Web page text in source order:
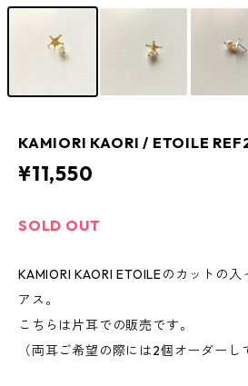
KAMIORI KAORI / ETOILE
¥11,550
SOLD OUT
KAMIORI KAORI ETOILEのカットの
アス。
こちらは片耳での販売です。
（両耳ご希望の際には2個オーダーし